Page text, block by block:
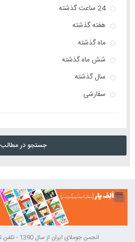
24 ساعت گذشته
هفته گذشته
ماه گذشته
شش ماه گذشته
سال گذشته
سفارشی
جستجو در مطالب
انجمن جوملای ایران از سال 1390 - تلفن تماس 02165399984